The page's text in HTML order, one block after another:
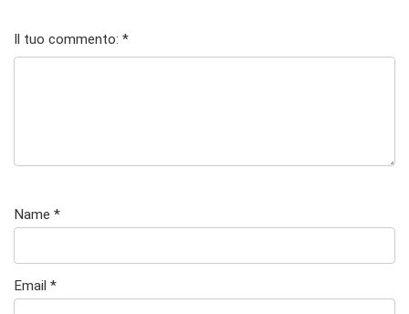
el
stell
e su
stelle
su 5
su 5
Il tuo commento: *
Name *
Email *